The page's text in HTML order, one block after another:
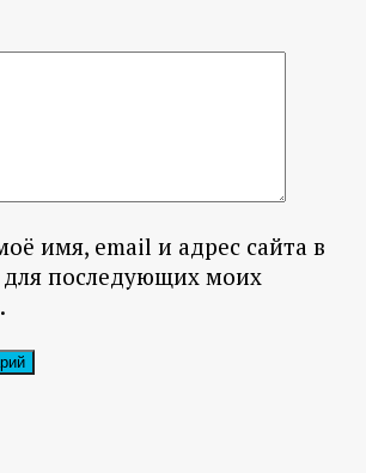
имя, email и адрес сайта в
для последующих моих